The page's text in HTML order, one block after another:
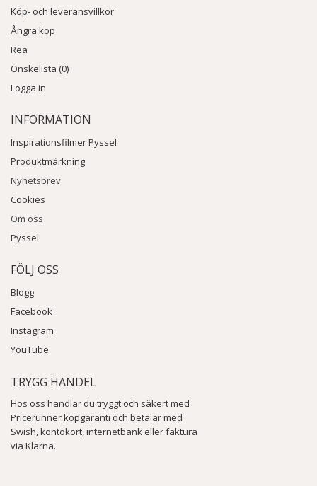
Köp- och leveransvillkor
Ångra köp
Rea
Önskelista (0)
Logga in
INFORMATION
Inspirationsfilmer Pyssel
Produktmärkning
Nyhetsbrev
Cookies
Om oss
Pyssel
FÖLJ OSS
Blogg
Facebook
Instagram
YouTube
TRYGG HANDEL
Hos oss handlar du tryggt och säkert med
Pricerunner köpgaranti och betalar med
Swish, kontokort, internetbank eller faktura
via Klarna.